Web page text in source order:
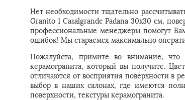
Нет необходимости тщательно
Granito 1 Casalgrande Padana 30x30 см,
профессиональные менеджеры помогут
ошибок! Мы стараемся максимально
Пожалуйста, примите во внимание, что
керамогранита, который вы получите.
отличаются от восприятия поверхности в
выбор в наших салонах, где имеются
поверхности, текстуры керамогранита.